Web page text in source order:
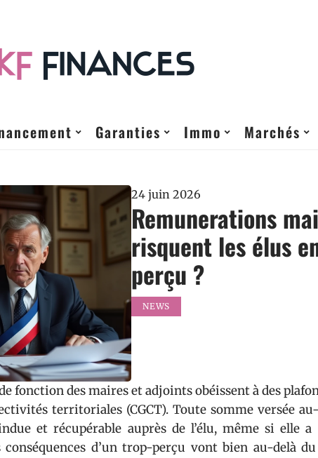
Garanties Immo Marchés
24 juin 2026
Remunerations
risquent les élus
perçu ?
NEWS
fonction des maires et adjoints obéissent à des
territoriales (CGCT). Toute somme versée
et récupérable auprès de l’élu, même si elle a
conséquences d’un trop-perçu vont bien au-delà